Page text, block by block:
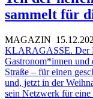
sammelt für
MAGAZIN
KLARAGASSE. Der
Gastronom*innen und
Straße – für einen
und, jetzt in der
sein Netzwerk für